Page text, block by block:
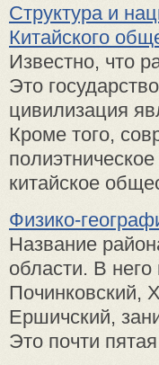
Структура и
Китайского
Известно, что
Это
цивилизация
Кроме того,
китайское
Физико-
Название
области. В
Починковский,
Ершичский,
Это почти